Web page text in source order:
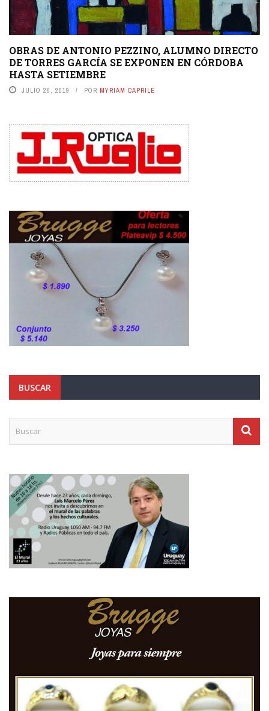
OBRAS DE ANTONIO PEZZINO, ALUMNO DIRECTO
DE TORRES GARCÍA SE EXPONEN EN CÓRDOBA
HASTA SETIEMBRE
JULIO 26, 2019 POR MYRIAM CAPRILE
BUSCAR